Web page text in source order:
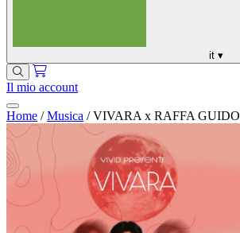
it ▾
Il mio account
Home / Musica / VIVARA x RAFFA GUIDO